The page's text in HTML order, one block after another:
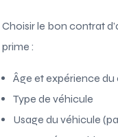
Choisir le bon contrat
prime :
Âge et expérience
Type de véhicule
Usage du véhicule